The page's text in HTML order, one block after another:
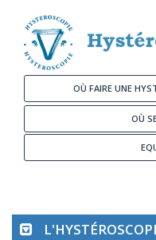
OÙ FAIRE UNE
OÙ